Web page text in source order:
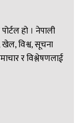
हो । नेपाली
खेल, विश्व, सूचना
र विश्लेषणलाई